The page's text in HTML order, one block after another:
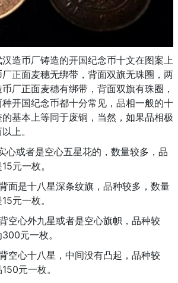
币厂铸造的开国纪念币十文在图案上
正面麦穗无绑带，背面双旗无珠圈，两
厂正面麦穗有绑带，背面双旗有珠圈，
开国纪念币都十分常见，品相一般的十
基本上等同于废铜，当然，如果品相极
上。
或者是空心五星花的，数量较多，品
元一枚。
是十八星深条纹旗，品种较多，数量
元一枚。
心外九星或者是空心旗帜，品种较
元一枚。
心十八星，中间没有凸起，品种较
元一枚。